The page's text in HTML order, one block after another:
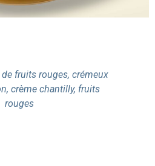
fruits rouges, crémeux
crème chantilly, fruits
rouges